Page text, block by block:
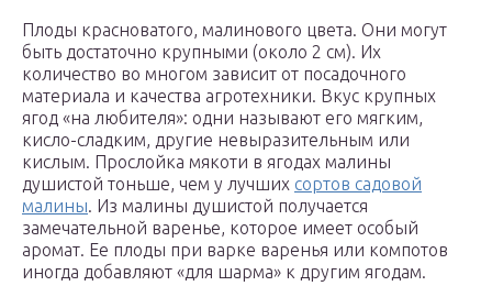
Плоды красноватого, малинового цвета. Они могут
быть достаточно крупными (около 2 см). Их
количество во многом зависит от посадочного
материала и качества агротехники. Вкус крупных
ягод «на любителя»: одни называют его мягким,
кисло-сладким, другие невыразительным или
кислым. Прослойка мякоти в ягодах малины
душистой тоньше, чем у лучших сортов садовой
малины. Из малины душистой получается
замечательной варенье, которое имеет особый
аромат. Ее плоды при варке варенья или компотов
иногда добавляют «для шарма» к другим ягодам.